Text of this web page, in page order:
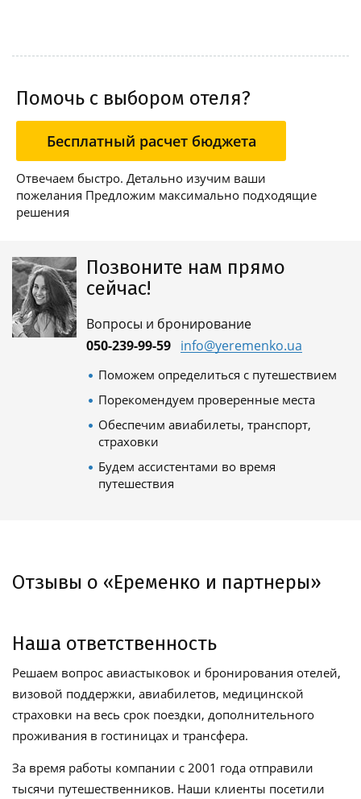
Помочь с выбором отеля?
Бесплатный расчет бюджета
Отвечаем быстро. Детально изучим ваши
пожелания Предложим максимально подходящие
решения
Позвоните нам прямо
сейчас!
Вопросы и бронирование
050-239-99-59 info@yeremenko.ua
Поможем определиться с путешествием
Порекомендуем проверенные места
Обеспечим авиабилеты, транспорт,
страховки
Будем ассистентами во время
путешествия
Отзывы о «Еременко и партнеры»
Наша ответственность
Решаем вопрос авиастыковок и бронирования отелей,
визовой поддержки, авиабилетов, медицинской
страховки на весь срок поездки, дополнительного
проживания в гостиницах и трансфера.
За время работы компании с 2001 года отправили
тысячи путешественников. Наши клиенты посетили